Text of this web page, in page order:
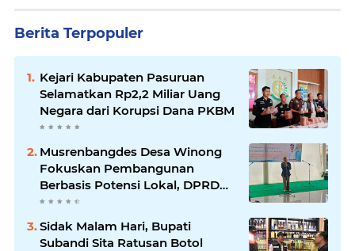
Berita Terpopuler
Kejari Kabupaten Pasuruan
Selamatkan Rp2,2 Miliar Uang
Negara dari Korupsi Dana PKBM
Musrenbangdes Desa Winong
Fokuskan Pembangunan
Berbasis Potensi Lokal, DPRD
Optimistis Meski Dihantam
Efisiensi Anggaran
Sidak Malam Hari, Bupati
Subandi Sita Ratusan Botol